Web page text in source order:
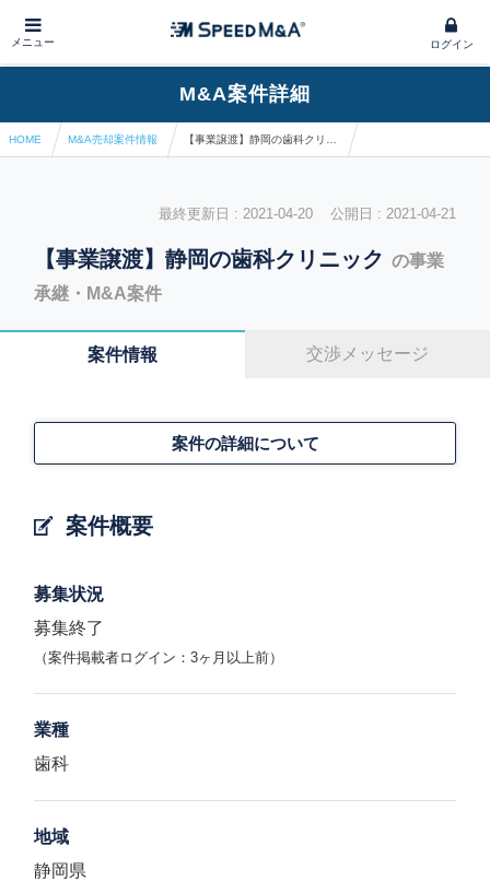
メニュー ログイン
M&A案件詳細
HOME M&A売却案件情報
最終更新日 : 2021-04-20 公開日 : 2021-04-21
【事業譲渡】静岡の歯科クリニック の事業
承継・M&A案件
案件情報 交渉メッセージ
案件概要
案件の詳細について
募集状況
募集終了
（案件掲載者ログイン：3ヶ月以上前）
業種
歯科
地域
静岡県